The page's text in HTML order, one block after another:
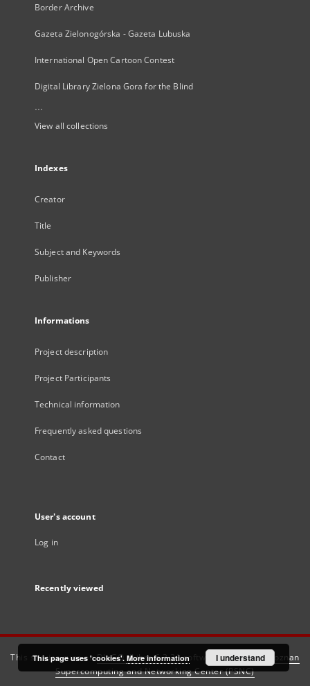
Border Archive
Gazeta Zielonogórska - Gazeta Lubuska
International Open Cartoon Contest
Digital Library Zielona Gora for the Blind
...
View all collections
Indexes
Creator
Title
Subject and Keywords
Publisher
Informations
Project description
Project Participants
Technical information
Frequently asked questions
Contact
User's account
Log in
Recently viewed
This service runs onDInGO dLibra 6.3.21software created by
Poznan
Supercomputing and Networking Center (PSNC)
This page uses 'cookies'. More information I understand